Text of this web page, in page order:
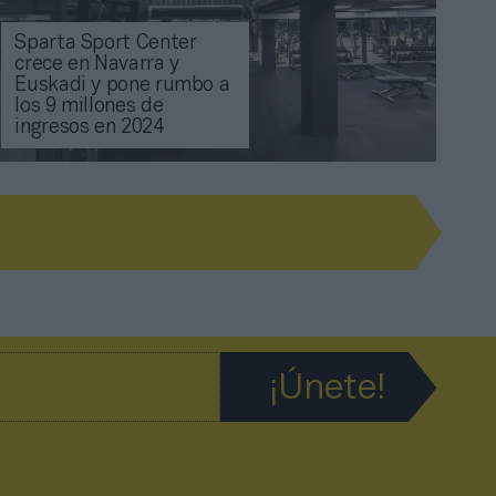
Sparta Sport Center
crece en Navarra y
Euskadi y pone rumbo a
los 9 millones de
ingresos en 2024